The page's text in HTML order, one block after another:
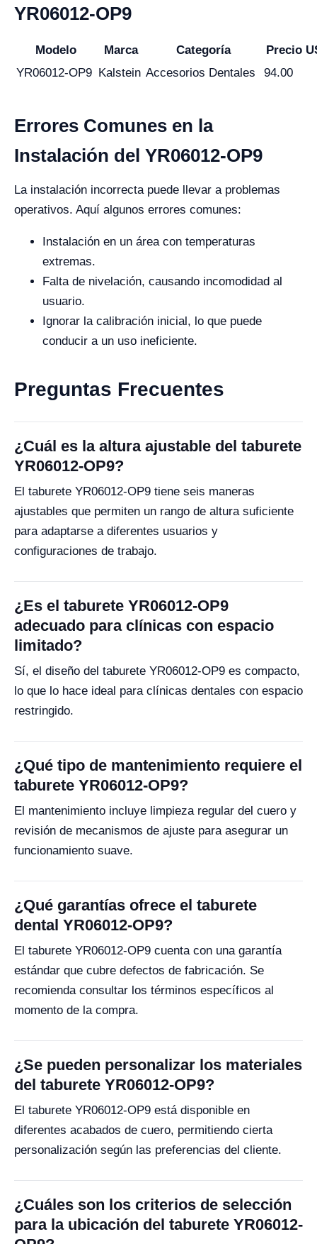
YR06012-OP9
Modelo Marca Categoría
Precio
YR06012-OP9 Kalstein Accesorios Dentales 94.00
Errores Comunes en la
Instalación del YR06012-OP9
La instalación incorrecta puede llevar a problemas
operativos. Aquí algunos errores comunes:
Instalación en un área con temperaturas
extremas.
Falta de nivelación, causando incomodidad al
usuario.
Ignorar la calibración inicial, lo que puede
conducir a un uso ineficiente.
Preguntas Frecuentes
¿Cuál es la altura ajustable del taburete
YR06012-OP9?
El taburete YR06012-OP9 tiene seis maneras
ajustables que permiten un rango de altura suficiente
para adaptarse a diferentes usuarios y
configuraciones de trabajo.
¿Es el taburete YR06012-OP9
adecuado para clínicas con espacio
limitado?
Sí, el diseño del taburete YR06012-OP9 es compacto,
lo que lo hace ideal para clínicas dentales con espacio
restringido.
¿Qué tipo de mantenimiento requiere el
taburete YR06012-OP9?
El mantenimiento incluye limpieza regular del cuero y
revisión de mecanismos de ajuste para asegurar un
funcionamiento suave.
¿Qué garantías ofrece el taburete
dental YR06012-OP9?
El taburete YR06012-OP9 cuenta con una garantía
estándar que cubre defectos de fabricación. Se
recomienda consultar los términos específicos al
momento de la compra.
¿Se pueden personalizar los materiales
del taburete YR06012-OP9?
El taburete YR06012-OP9 está disponible en
diferentes acabados de cuero, permitiendo cierta
personalización según las preferencias del cliente.
¿Cuáles son los criterios de selección
para la ubicación del taburete YR06012-